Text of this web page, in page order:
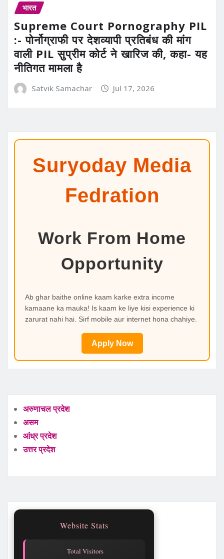
भारत
Supreme Court Pornography PIL
:- पोर्नोग्राफी पर देशव्यापी प्रतिबंध की मांग
वाली PIL सुप्रीम कोर्ट ने खारिज की, कहा- यह
नीतिगत मामला है
Satvik Samachar Jul 17, 2026
Suryoday Media
Fedration
Work From Home
Opportunity
Ab ghar baithe online kaam karke extra income
kamaane ka mauka! Is kaam ke liye kisi experience ki
zarurat nahi hai. Sirf mobile aur internet hona chahiye.
Apply Now
अरुणाचल प्रदेश
असम
आंध्र प्रदेश
उत्तर प्रदेश
Website Stats
Total Visitors